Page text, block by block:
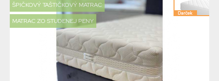
ŠPIČKOVÝ TAŠTIČKOVÝ MATRAC
MATRAC ZO STUDENEJ PENY